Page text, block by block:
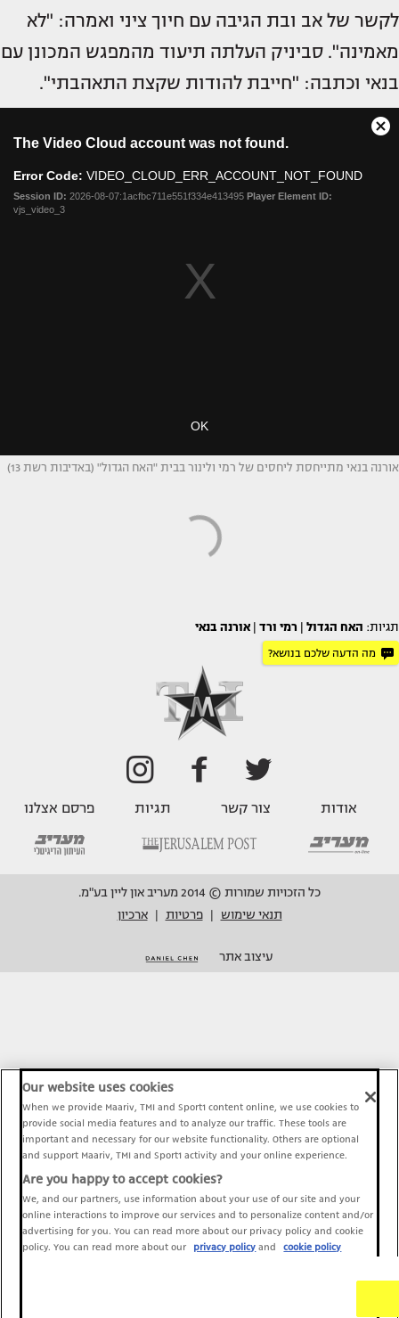
לקשר של אב ובת הגיבה עם חיוך ציני ואמרה: "לא
מאמינה". סביניק העלתה תיעוד מהמפגש המכונן עם
בנאי וכתבה: "חייבת להודות שקצת התאהבתי".
אורנה בנאי מתייחסת ליחסים של רמי ולינור בבית "האח הגדול" (באדיבות רשת 13)
תגיות: האח הגדול רמי ורד אורנה בנאי
מה הדעה שלכם בנושא?
אודות צור קשר תגיות פרסם אצלנו
כל הזכויות שמורות © 2014 מעריב און ליין בע"מ.
תנאי שימוש
פרטיות ארכיון
עיצוב אתר
Our website uses cookies
When we provide Maariv, TMI and Sport1 content online, we use cookies to
provide social media features and to analyze our traffic. These tools are
important and necessary for our website functionality. Others are optional
and support Maariv, TMI and Sport1 activity and your online experience.
Are you happy to accept cookies?
We, and our partners, use information about your use of our site and your
online interactions to improve our services and to personalize content and/or
advertising for you. You can read more about our privacy policy and cookie
policy. You can read more about our
privacy policy and cookie policy